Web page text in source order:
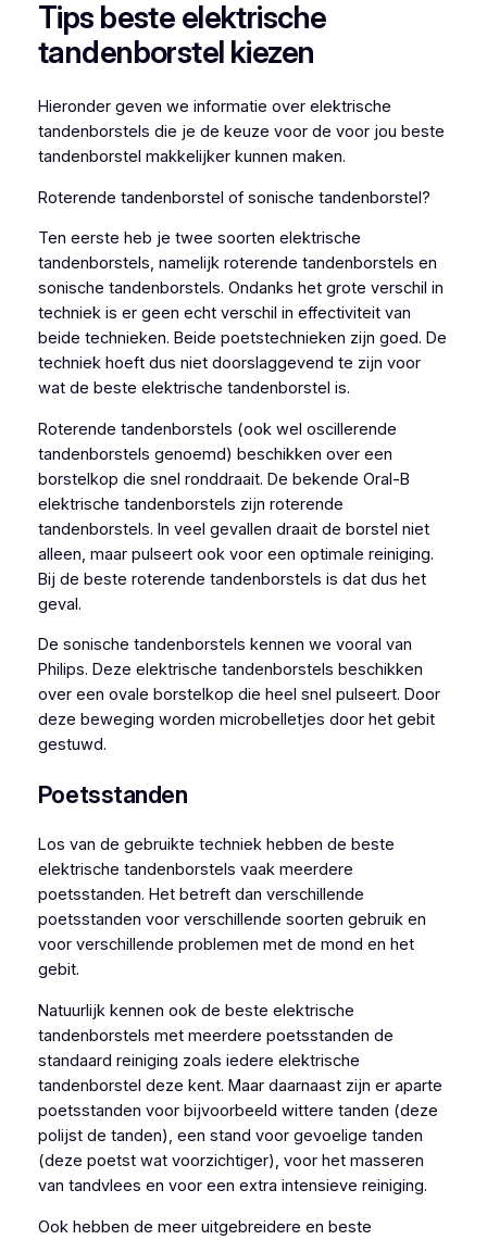
Tips beste elektrische
tandenborstel kiezen
Hieronder geven we informatie over elektrische
tandenborstels die je de keuze voor de voor jou beste
tandenborstel makkelijker kunnen maken.
Roterende tandenborstel of sonische tandenborstel?
Ten eerste heb je twee soorten elektrische
tandenborstels, namelijk roterende tandenborstels en
sonische tandenborstels. Ondanks het grote verschil in
techniek is er geen echt verschil in effectiviteit van
beide technieken. Beide poetstechnieken zijn goed. De
techniek hoeft dus niet doorslaggevend te zijn voor
wat de beste elektrische tandenborstel is.
Roterende tandenborstels (ook wel oscillerende
tandenborstels genoemd) beschikken over een
borstelkop die snel ronddraait. De bekende Oral-B
elektrische tandenborstels zijn roterende
tandenborstels. In veel gevallen draait de borstel niet
alleen, maar pulseert ook voor een optimale reiniging.
Bij de beste roterende tandenborstels is dat dus het
geval.
De sonische tandenborstels kennen we vooral van
Philips. Deze elektrische tandenborstels beschikken
over een ovale borstelkop die heel snel pulseert. Door
deze beweging worden microbelletjes door het gebit
gestuwd.
Poetsstanden
Los van de gebruikte techniek hebben de beste
elektrische tandenborstels vaak meerdere
poetsstanden. Het betreft dan verschillende
poetsstanden voor verschillende soorten gebruik en
voor verschillende problemen met de mond en het
gebit.
Natuurlijk kennen ook de beste elektrische
tandenborstels met meerdere poetsstanden de
standaard reiniging zoals iedere elektrische
tandenborstel deze kent. Maar daarnaast zijn er aparte
poetsstanden voor bijvoorbeeld wittere tanden (deze
polijst de tanden), een stand voor gevoelige tanden
(deze poetst wat voorzichtiger), voor het masseren
van tandvlees en voor een extra intensieve reiniging.
Ook hebben de meer uitgebreidere en beste